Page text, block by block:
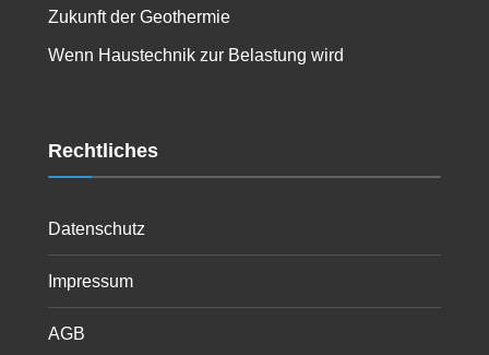
Zukunft der Geothermie
Wenn Haustechnik zur Belastung wird
Rechtliches
Datenschutz
Impressum
AGB